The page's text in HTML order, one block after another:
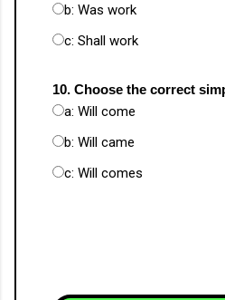
b: Was work
c: Shall work
10. Choose the correct
a: Will come
b: Will came
c: Will comes